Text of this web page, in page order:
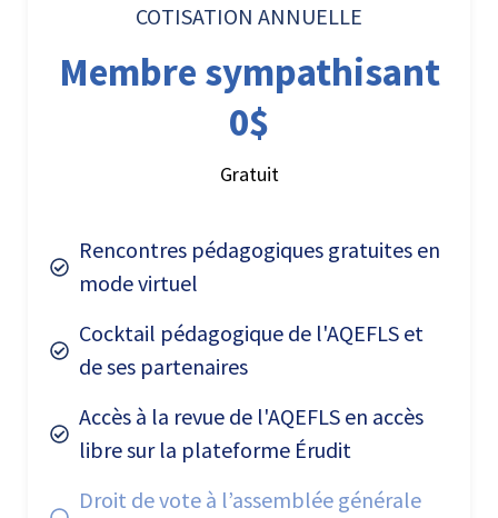
COTISATION ANNUELLE
Membre sympathisant
0$
Gratuit
Rencontres pédagogiques gratuites en
mode virtuel
Cocktail pédagogique de l'AQEFLS et
de ses partenaires
Accès à la revue de l'AQEFLS en accès
libre sur la plateforme Érudit
Droit de vote à l’assemblée générale